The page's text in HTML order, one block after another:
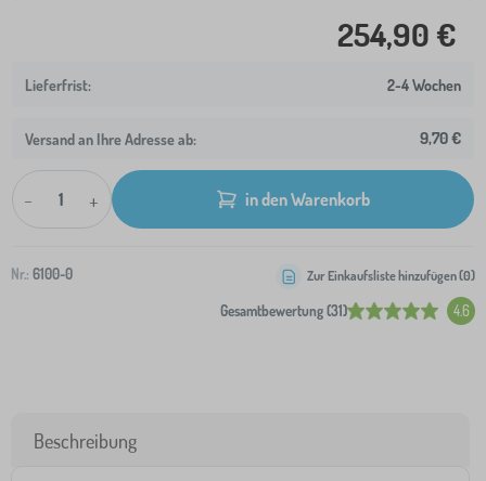
254,90 €
2-4 Wochen
Versand an Ihre Adresse ab: 9,70 €
- + in den Warenkorb
Nr.: 6100-0
Gesamtbewertung (31) 4.6
Zur Einkaufsliste hinzufügen (0)
Beschreibung